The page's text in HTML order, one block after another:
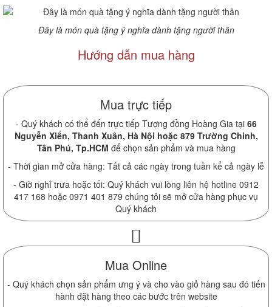
Đây là món quà tặng ý nghĩa dành tặng người thân
Hướng dẫn mua hàng
Mua trực tiếp
- Quý khách có thể đến trực tiếp Tượng đồng Hoàng Gia tại 66
Nguyễn Xiển, Thanh Xuân, Hà Nội hoặc 879 Trường Chinh,
Tân Phú, Tp.HCM để chọn sản phẩm và mua hàng
- Thời gian mở cửa hàng: Tất cả các ngày trong tuần kể cả ngày lễ
- Giờ nghỉ trưa hoặc tối: Quý khách vui lòng liên hệ hotline 0912
417 168 hoặc 0971 401 879 chúng tôi sẽ mở cửa hàng phục vụ
Quý khách
Mua Online
- Quý khách chọn sản phẩm ưng ý và cho vào giỏ hàng sau đó tiến
hành đặt hàng theo các bước trên website